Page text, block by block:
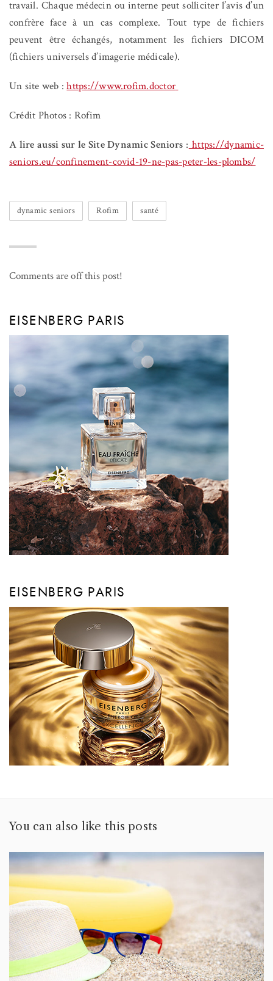
travail. Chaque médecin ou interne peut solliciter l’avis d’un
confrère face à un cas complexe. Tout type de fichiers
peuvent être échangés, notamment les fichiers DICOM
(fichiers universels d’imagerie médicale).
Un site web :https://www.rofim.doctor
Crédit Photos : Rofim
A lire aussi sur le Site Dynamic Seniors :https://dynamic-
seniors.eu/confinement-covid-19-ne-pas-peter-les-plombs/
dynamic seniors Rofim santé
Comments are off this post!
EISENBERG PARIS
EISENBERG PARIS
You can also like this posts